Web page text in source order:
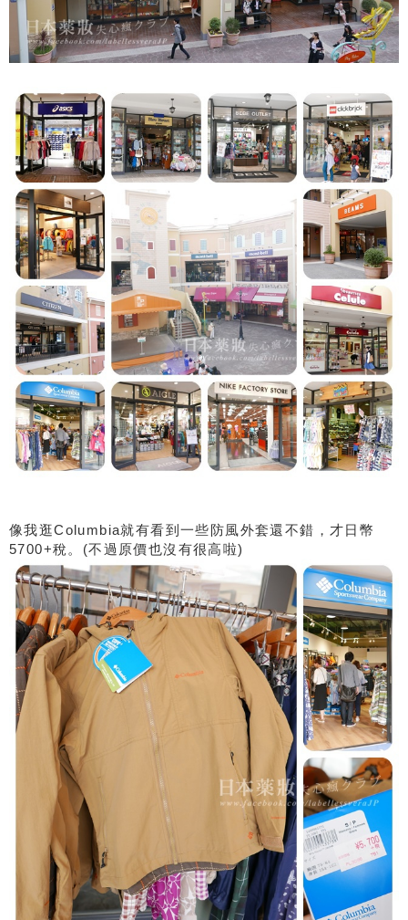
像我逛Columbia就有看到一些防風外套還不錯，才日幣
5700+稅。(不過原價也沒有很高啦)